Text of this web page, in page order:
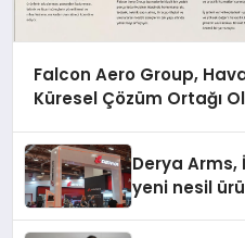
Falcon Aero Group,
Küresel Çözüm Ortağı
Derya Arms,
yeni nesil